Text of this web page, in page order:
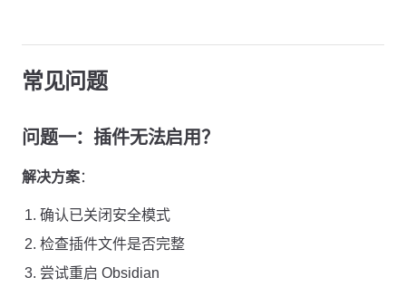
常见问题
问题一：插件无法启用？
解决方案：
确认已关闭安全模式
检查插件文件是否完整
尝试重启 Obsidian